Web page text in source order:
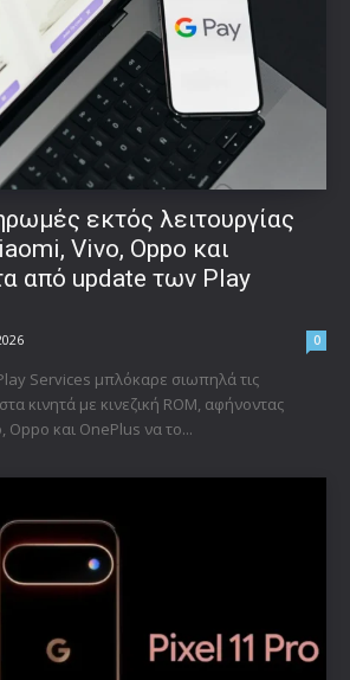
εκτός λειτουργίας
Vivo, Oppo και
από update των Play
0
Services μπλόκαρε σιωπηλά τις
κινητά με κινεζική ROM, αφήνοντας
Oppo και OnePlus να το...